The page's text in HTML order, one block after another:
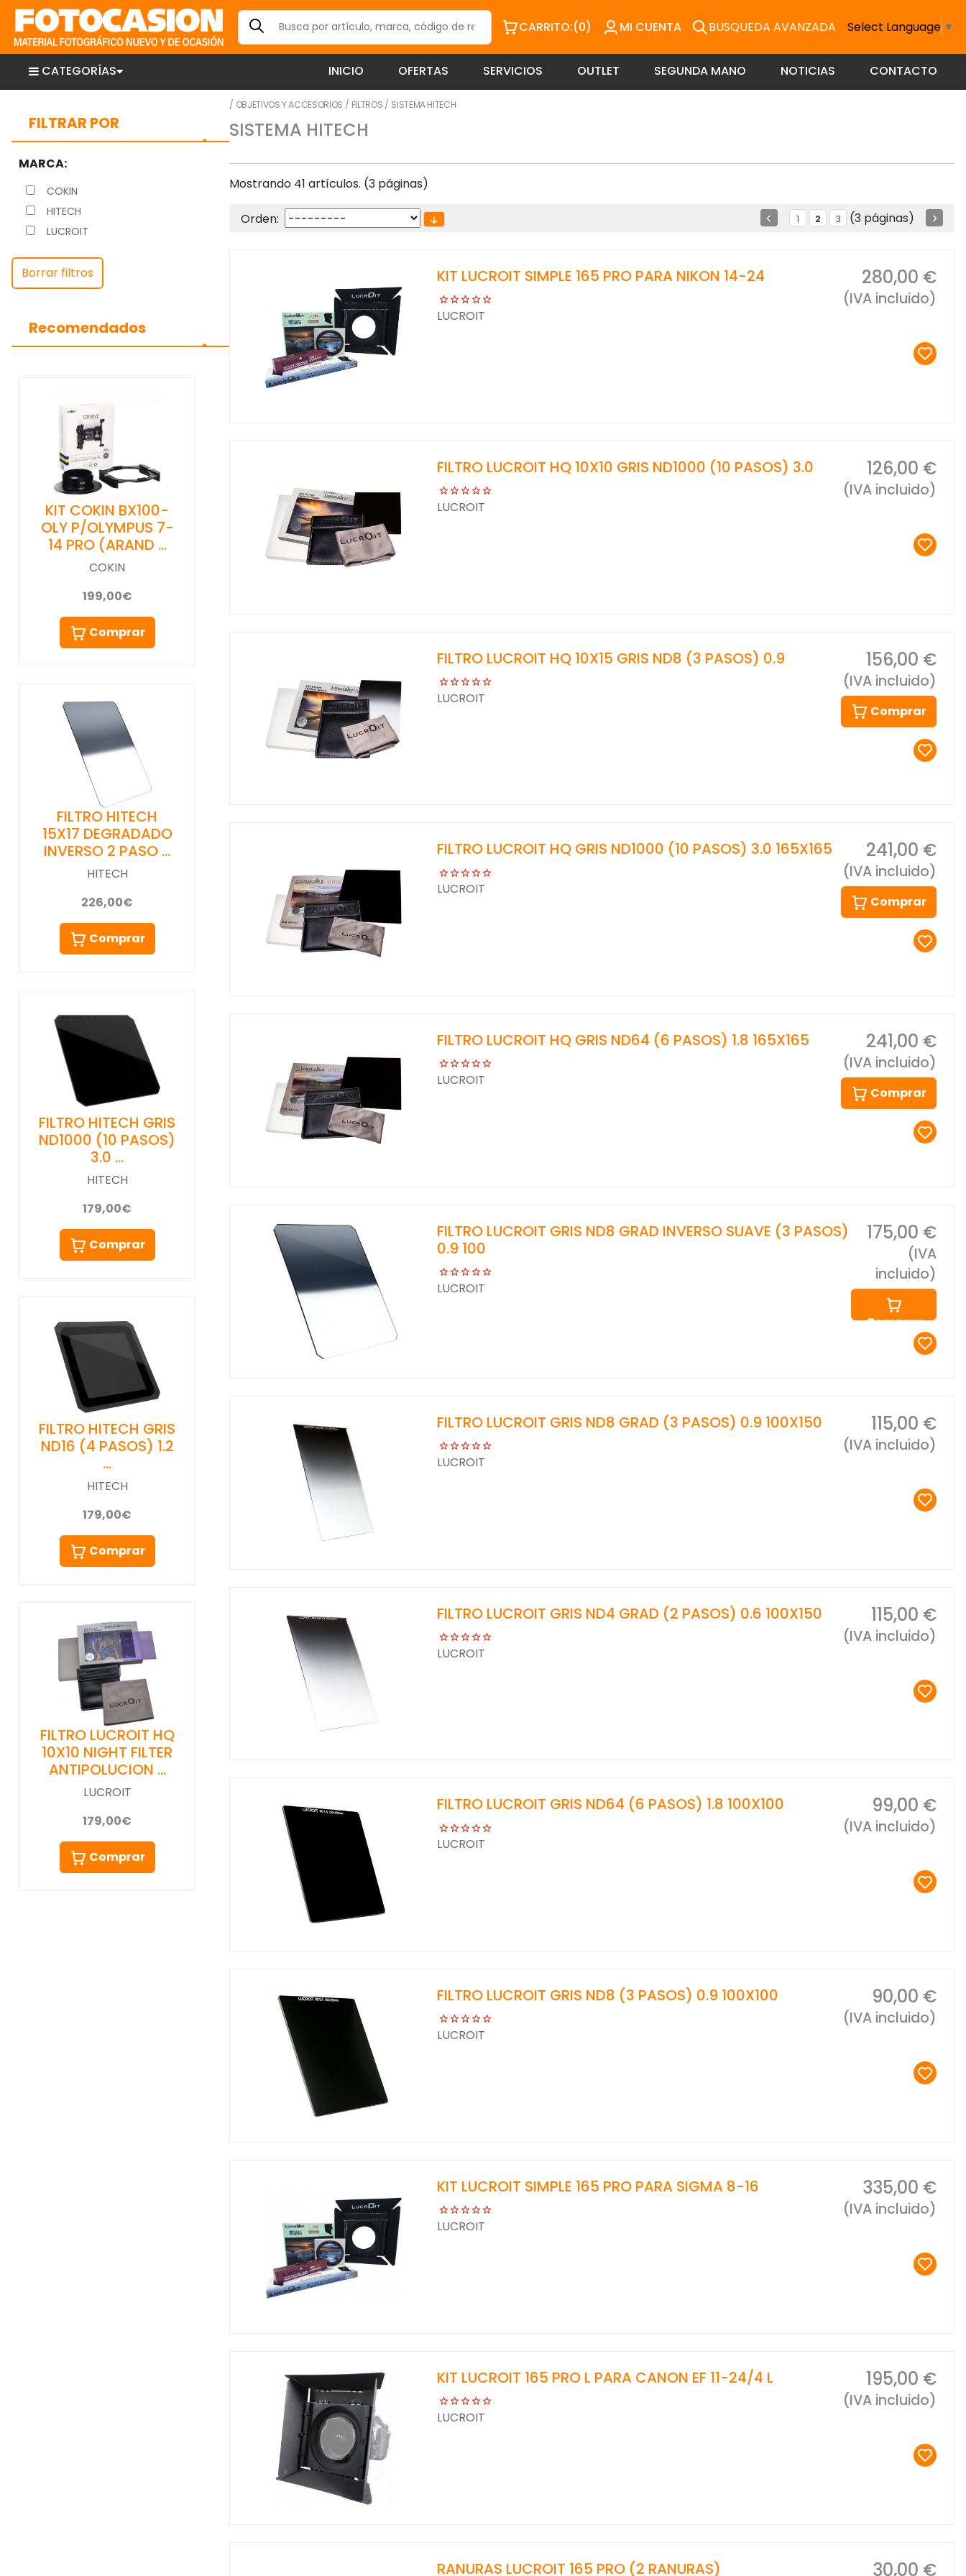
CARRITO:(0) MI CUENTA BUSQUEDA AVANZADA Select Language ▼
CATEGORÍAS INICIO OFERTAS SERVICIOS OUTLET SEGUNDA MANO NOTICIAS CONTACTO
FILTRAR POR
MARCA:
COKIN
HITECH
LUCROIT
Borrar filtros
Recomendados
KIT COKIN BX100-
OLY P/OLYMPUS 7-
14 PRO (ARAND …
COKIN
199,00€
Comprar
FILTRO HITECH
15X17 DEGRADADO
INVERSO 2 PASO …
HITECH
226,00€
Comprar
FILTRO HITECH GRIS
ND1000 (10 PASOS)
3.0 …
HITECH
179,00€
Comprar
FILTRO HITECH GRIS
ND16 (4 PASOS) 1.2
…
HITECH
179,00€
Comprar
FILTRO LUCROIT HQ
10X10 NIGHT FILTER
ANTIPOLUCION …
LUCROIT
179,00€
Comprar
/ OBJETIVOS Y ACCESORIOS / FILTROS / SISTEMA HITECH
SISTEMA HITECH
Mostrando 41 artículos. (3 páginas)
Orden: 1 2 3 (3 páginas)
KIT LUCROIT SIMPLE 165 PRO PARA NIKON 14-24
LUCROIT
280,00 €
(IVA incluido)
FILTRO LUCROIT HQ 10X10 GRIS ND1000 (10 PASOS) 3.0
LUCROIT
126,00 €
(IVA incluido)
FILTRO LUCROIT HQ 10X15 GRIS ND8 (3 PASOS) 0.9
LUCROIT
156,00 €
(IVA incluido)
Comprar
FILTRO LUCROIT HQ GRIS ND1000 (10 PASOS) 3.0 165X165
LUCROIT
241,00 €
(IVA incluido)
Comprar
FILTRO LUCROIT HQ GRIS ND64 (6 PASOS) 1.8 165X165
LUCROIT
241,00 €
(IVA incluido)
Comprar
FILTRO LUCROIT GRIS ND8 GRAD INVERSO SUAVE (3 PASOS)
0.9 100
LUCROIT
175,00 €
(IVA
incluido)
Comprar
FILTRO LUCROIT GRIS ND8 GRAD (3 PASOS) 0.9 100X150
LUCROIT
115,00 €
(IVA incluido)
FILTRO LUCROIT GRIS ND4 GRAD (2 PASOS) 0.6 100X150
LUCROIT
115,00 €
(IVA incluido)
FILTRO LUCROIT GRIS ND64 (6 PASOS) 1.8 100X100
LUCROIT
99,00 €
(IVA incluido)
FILTRO LUCROIT GRIS ND8 (3 PASOS) 0.9 100X100
LUCROIT
90,00 €
(IVA incluido)
KIT LUCROIT SIMPLE 165 PRO PARA SIGMA 8-16
LUCROIT
335,00 €
(IVA incluido)
KIT LUCROIT 165 PRO L PARA CANON EF 11-24/4 L
LUCROIT
195,00 €
(IVA incluido)
RANURAS LUCROIT 165 PRO (2 RANURAS) 30,00 €